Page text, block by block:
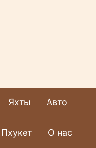
Яхты Авто
Пхукет О нас